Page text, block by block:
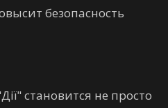
безопасность
становится не просто